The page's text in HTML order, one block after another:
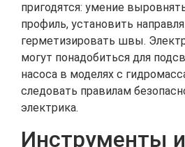
пригодятся: умение
профиль, установить
герметизировать швы.
могут понадобиться для
насоса в моделях с
следовать правилам
электрика.
Инструменты и